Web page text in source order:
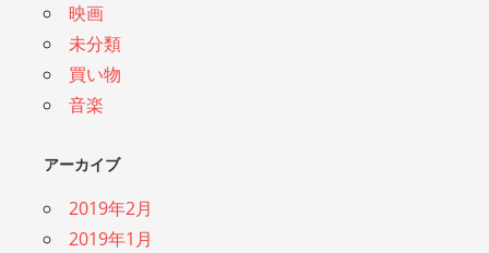
映画
未分類
買い物
音楽
アーカイブ
2019年2月
2019年1月